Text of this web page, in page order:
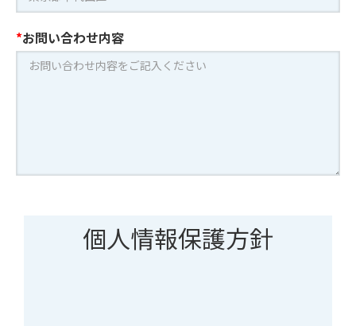
お問い合わせ内容
個人情報保護方針